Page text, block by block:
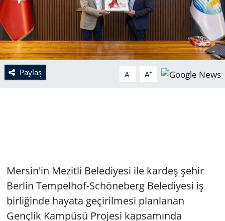
Paylaş A- A+
Mersin'in Mezitli Belediyesi ile kardeş şehir
Berlin Tempelhof-Schöneberg Belediyesi iş
birliğinde hayata geçirilmesi planlanan
Gençlik Kampüsü Projesi kapsamında